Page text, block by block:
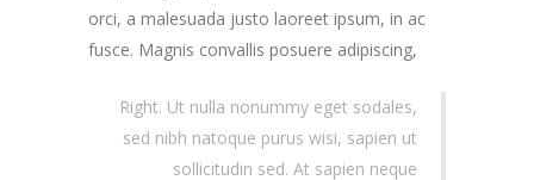
orci, a malesuada justo laoreet ipsum, in ac
fusce.
Right. Ut nulla nonummy eget sodales,
sed nibh natoque purus wisi, sapien ut
sollicitudin sed. At sapien neque
Magnis convallis posuere adipiscing,